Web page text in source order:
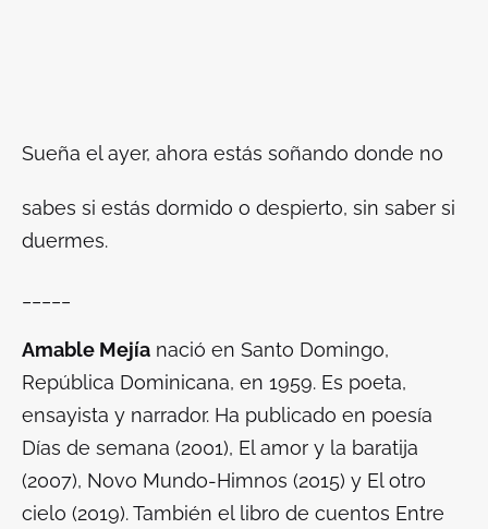
Sueña el ayer, ahora estás soñando donde no
sabes si estás dormido o despierto, sin saber si
duermes.
Amable Mejía nació en Santo Domingo,
República Dominicana, en 1959. Es poeta,
ensayista y narrador. Ha publicado en poesía
Días de semana (2001), El amor y la baratija
(2007), Novo Mundo-Himnos (2015) y El otro
cielo (2019). También el libro de cuentos Entre